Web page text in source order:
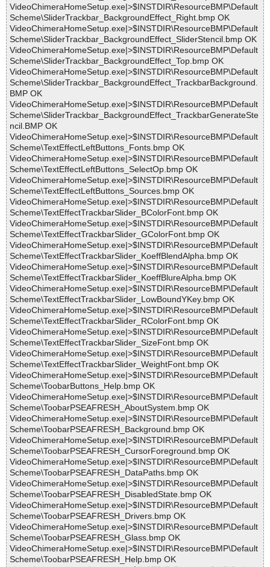
VideoChimeraHomeSetup.exe|>$INSTDIR\ResourceBMP\Default
Scheme\SliderTrackbar_BackgroundEffect_Right.bmp OK
VideoChimeraHomeSetup.exe|>$INSTDIR\ResourceBMP\Default
Scheme\SliderTrackbar_BackgroundEffect_SliderStencil.bmp OK
VideoChimeraHomeSetup.exe|>$INSTDIR\ResourceBMP\Default
Scheme\SliderTrackbar_BackgroundEffect_Top.bmp OK
VideoChimeraHomeSetup.exe|>$INSTDIR\ResourceBMP\Default
Scheme\SliderTrackbar_BackgroundEffect_TrackbarBackground.
BMP OK
VideoChimeraHomeSetup.exe|>$INSTDIR\ResourceBMP\Default
Scheme\SliderTrackbar_BackgroundEffect_TrackbarGenerateSte
ncil.BMP OK
VideoChimeraHomeSetup.exe|>$INSTDIR\ResourceBMP\Default
Scheme\TextEffectLeftButtons_Fonts.bmp OK
VideoChimeraHomeSetup.exe|>$INSTDIR\ResourceBMP\Default
Scheme\TextEffectLeftButtons_SelectOp.bmp OK
VideoChimeraHomeSetup.exe|>$INSTDIR\ResourceBMP\Default
Scheme\TextEffectLeftButtons_Sources.bmp OK
VideoChimeraHomeSetup.exe|>$INSTDIR\ResourceBMP\Default
Scheme\TextEffectTrackbarSlider_BColorFont.bmp OK
VideoChimeraHomeSetup.exe|>$INSTDIR\ResourceBMP\Default
Scheme\TextEffectTrackbarSlider_GColorFont.bmp OK
VideoChimeraHomeSetup.exe|>$INSTDIR\ResourceBMP\Default
Scheme\TextEffectTrackbarSlider_KoeffBlendAlpha.bmp OK
VideoChimeraHomeSetup.exe|>$INSTDIR\ResourceBMP\Default
Scheme\TextEffectTrackbarSlider_KoeffBlureAlpha.bmp OK
VideoChimeraHomeSetup.exe|>$INSTDIR\ResourceBMP\Default
Scheme\TextEffectTrackbarSlider_LowBoundYKey.bmp OK
VideoChimeraHomeSetup.exe|>$INSTDIR\ResourceBMP\Default
Scheme\TextEffectTrackbarSlider_RColorFont.bmp OK
VideoChimeraHomeSetup.exe|>$INSTDIR\ResourceBMP\Default
Scheme\TextEffectTrackbarSlider_SizeFont.bmp OK
VideoChimeraHomeSetup.exe|>$INSTDIR\ResourceBMP\Default
Scheme\TextEffectTrackbarSlider_WeightFont.bmp OK
VideoChimeraHomeSetup.exe|>$INSTDIR\ResourceBMP\Default
Scheme\ToobarButtons_Help.bmp OK
VideoChimeraHomeSetup.exe|>$INSTDIR\ResourceBMP\Default
Scheme\ToobarPSEAFRESH_AboutSystem.bmp OK
VideoChimeraHomeSetup.exe|>$INSTDIR\ResourceBMP\Default
Scheme\ToobarPSEAFRESH_Background.bmp OK
VideoChimeraHomeSetup.exe|>$INSTDIR\ResourceBMP\Default
Scheme\ToobarPSEAFRESH_CursorForeground.bmp OK
VideoChimeraHomeSetup.exe|>$INSTDIR\ResourceBMP\Default
Scheme\ToobarPSEAFRESH_DataPaths.bmp OK
VideoChimeraHomeSetup.exe|>$INSTDIR\ResourceBMP\Default
Scheme\ToobarPSEAFRESH_DisabledState.bmp OK
VideoChimeraHomeSetup.exe|>$INSTDIR\ResourceBMP\Default
Scheme\ToobarPSEAFRESH_Drivers.bmp OK
VideoChimeraHomeSetup.exe|>$INSTDIR\ResourceBMP\Default
Scheme\ToobarPSEAFRESH_Glass.bmp OK
VideoChimeraHomeSetup.exe|>$INSTDIR\ResourceBMP\Default
Scheme\ToobarPSEAFRESH_Help.bmp OK